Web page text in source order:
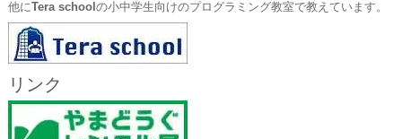
他にTera school の小中学生向けのプログラミング教室で教えています。
リンク